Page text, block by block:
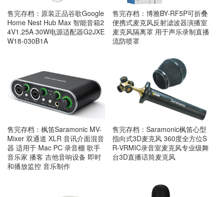
售完存档：原装正品谷歌Google
Home Nest Hub Max 智能音箱2
4V1.25A 30W电源适配器G2JXE
W18-030B1A
售完存档：博雅BY-RF5P可折叠
便携式麦克风反射滤波器演播室
麦克风隔离罩 用于声乐录制直播
流防喷罩
售完存档：枫笛Saramonic MV-
Mixer 双通道 XLR 音讯介面混音
器 适用于 Mac PC 录音棚 歌手
音乐家 播客 吉他音响设备 即时
和播放监控 音乐制作
售完存档：Saramonic枫笛心型
指向式3D麦克风 360度全方位S
R-VRMIC录音室麦克风专业级舞
台3D直播话筒麦克风